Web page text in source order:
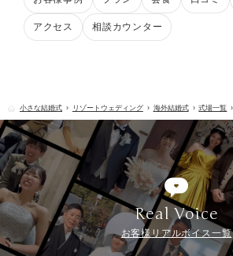
アクセス 相談カウンター
小さな結婚式 リゾートウェディング 海外結婚式 式場一覧
Real Voice
お客様リアルボイス一覧